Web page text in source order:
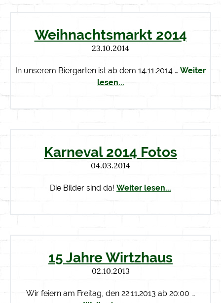
Weihnachtsmarkt 2014
23.10.2014
In unserem Biergarten ist ab dem 14.11.2014 … Weiter
lesen...
Karneval 2014 Fotos
04.03.2014
Die Bilder sind da! Weiter lesen...
15 Jahre Wirtzhaus
02.10.2013
Wir feiern am Freitag, den 22.11.2013 ab 20:00 …